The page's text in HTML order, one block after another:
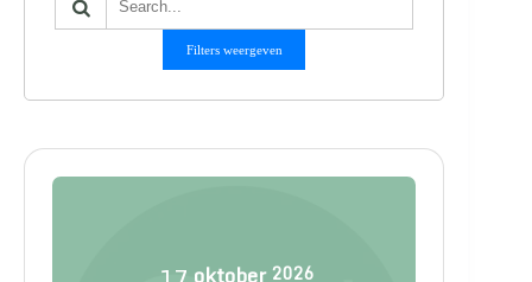
Filters weergeven
oktober 2026